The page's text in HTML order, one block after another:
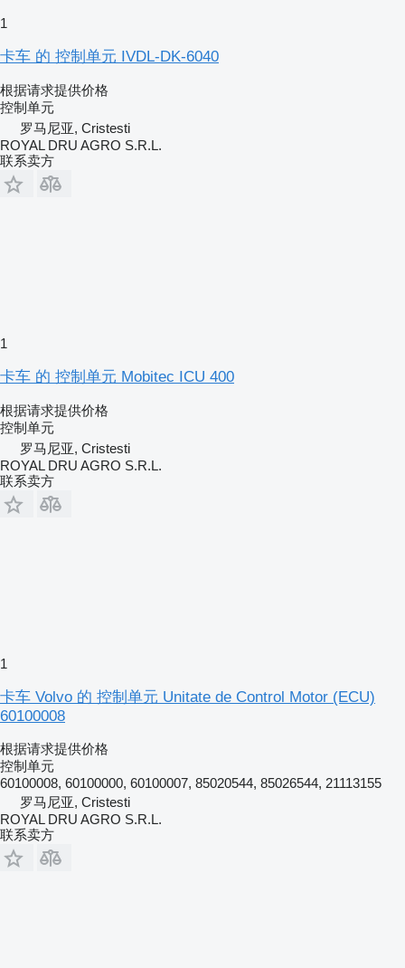
1
卡车 的 控制单元 IVDL-DK-6040
根据请求提供价格
控制单元
罗马尼亚, Cristesti
ROYAL DRU AGRO S.R.L.
联系卖方
1
卡车 的 控制单元 Mobitec ICU 400
根据请求提供价格
控制单元
罗马尼亚, Cristesti
ROYAL DRU AGRO S.R.L.
联系卖方
1
卡车 Volvo 的 控制单元 Unitate de Control Motor (ECU)
60100008
根据请求提供价格
控制单元
60100008, 60100000, 60100007, 85020544, 85026544, 21113155
罗马尼亚, Cristesti
ROYAL DRU AGRO S.R.L.
联系卖方